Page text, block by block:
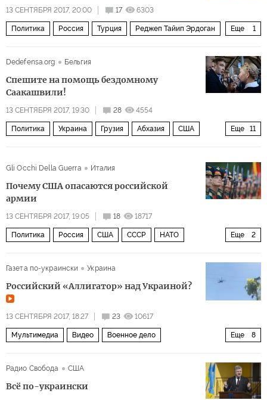
13 СЕНТЯБРЯ 2017, 20:00 17 6303
Еще 1
Политика Россия Турция Реджеп Тайип Эрдоган
Dedefensa.org
Бельгия
Спешите на помощь бездомному
Саакашвили!
13 СЕНТЯБРЯ 2017, 19:30 28 4554
Еще 11
Политика Украина Грузия Абхазия США
Владимир Путин Юлия Тимошенко Ангела Меркель
RT паспорт коррупция оппозиция
Gli Occhi Della Guerra Италия
Почему США опасаются российской
армии
13 СЕНТЯБРЯ 2017, 19:05 18 18717
Еще 2
Политика Россия США СССР НАТО
Газета по-украински
Украина
Российский «Аллигатор» над Украиной?
13 СЕНТЯБРЯ 2017, 18:27 23 10617
Еще 8
Мультимедиа Видео Военное дело
Ка-52 (Аллигатор)
Радио Свобода США
Всё по-украински